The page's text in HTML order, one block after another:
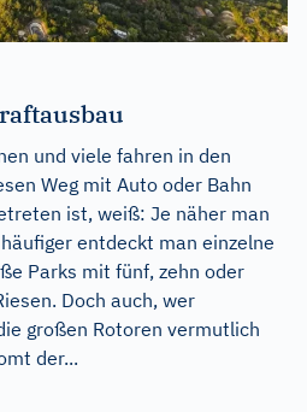
und viele fahren in den
Weg mit Auto oder Bahn
ist, weiß: Je näher man
entdeckt man einzelne
Parks mit fünf, zehn oder
Doch auch, wer
großen Rotoren vermutlich
der...